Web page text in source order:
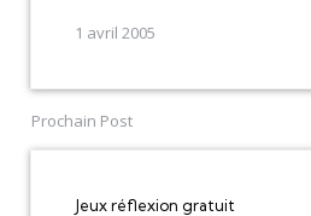
1 avril 2005
Prochain Post
Jeux réflexion gratuit